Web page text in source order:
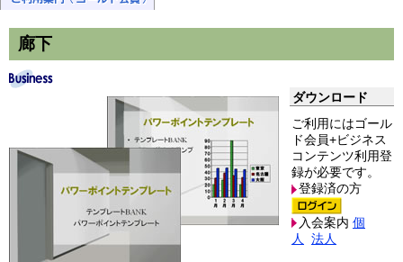
廊下
ダウンロード
ご利用にはゴール
ド会員+ビジネス
コンテンツ利用登
録が必要です。
登録済の方
入会案内 個
人
法人